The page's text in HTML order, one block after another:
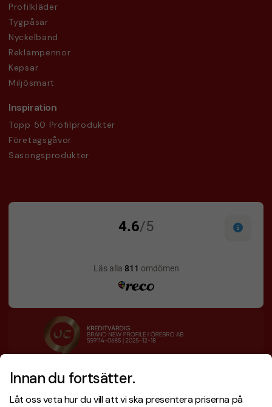
Innan du fortsätter.
Låt oss veta hur du vill att vi ska presentera priserna på
Profilkläder
Tygpåsar
Nyckelband
Reklampennor
Kepsar
Miljösmart
Inspiration
Topp 50 Profilprodukter
Företagsgåvor
Säsongsprodukter
Designskiss inom 1 h
Fri offert
Snabb leverans